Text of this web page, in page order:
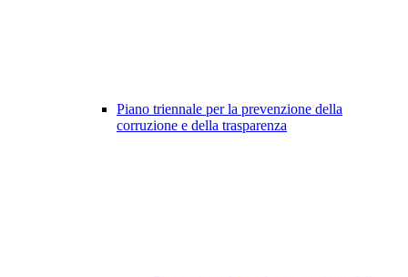
Piano triennale per la prevenzione della
corruzione e della trasparenza